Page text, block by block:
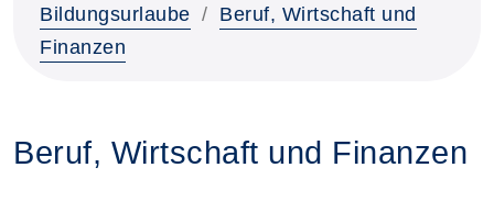
Bildungsurlaube
Beruf, Wirtschaft und
Finanzen
Beruf, Wirtschaft und Finanzen